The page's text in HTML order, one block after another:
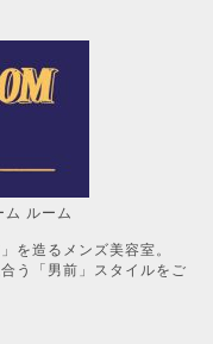
ム
メンズ美容室。
う「男前」スタイルをご